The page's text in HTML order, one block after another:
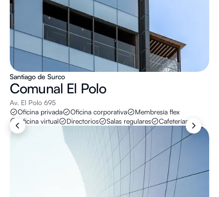
Santiago de Surco
Comunal El Polo
Av. El Polo 695
Oficina privada
Oficina corporativa
Membresía flex
Oficina virtual
Directorios Salas regulares Cafeterías